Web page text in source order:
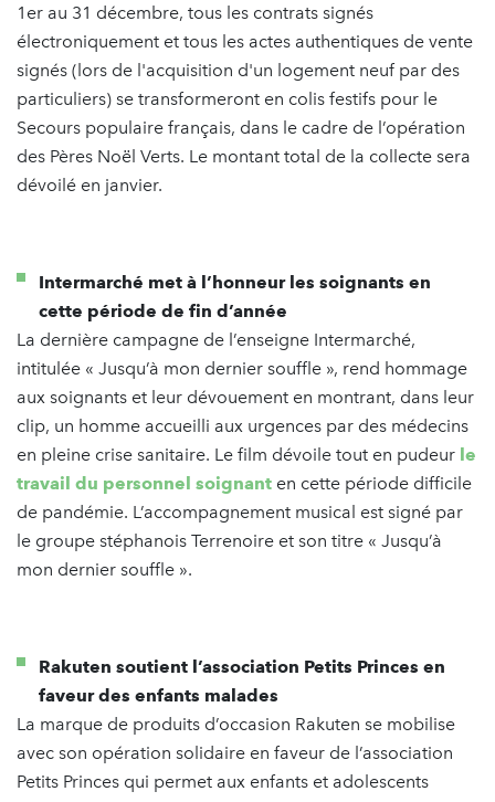
1er au 31 décembre, tous les contrats signés
électroniquement et tous les actes authentiques de vente
signés (lors de l'acquisition d'un logement neuf par des
particuliers) se transformeront en colis festifs pour le
Secours populaire français, dans le cadre de l’opération
des Pères Noël Verts. Le montant total de la collecte sera
dévoilé en janvier.
Intermarché met à l’honneur les soignants en
cette période de fin d’année
La dernière campagne de l’enseigne Intermarché,
intitulée « Jusqu’à mon dernier souffle », rend hommage
aux soignants et leur dévouement en montrant, dans leur
clip, un homme accueilli aux urgences par des médecins
en pleine crise sanitaire. Le film dévoile tout en pudeur le
travail du personnel soignant en cette période difficile
de pandémie. L’accompagnement musical est signé par
le groupe stéphanois Terrenoire et son titre « Jusqu’à
mon dernier souffle ».
Rakuten soutient l’association Petits Princes en
faveur des enfants malades
La marque de produits d’occasion Rakuten se mobilise
avec son opération solidaire en faveur de l’association
Petits Princes qui permet aux enfants et adolescents